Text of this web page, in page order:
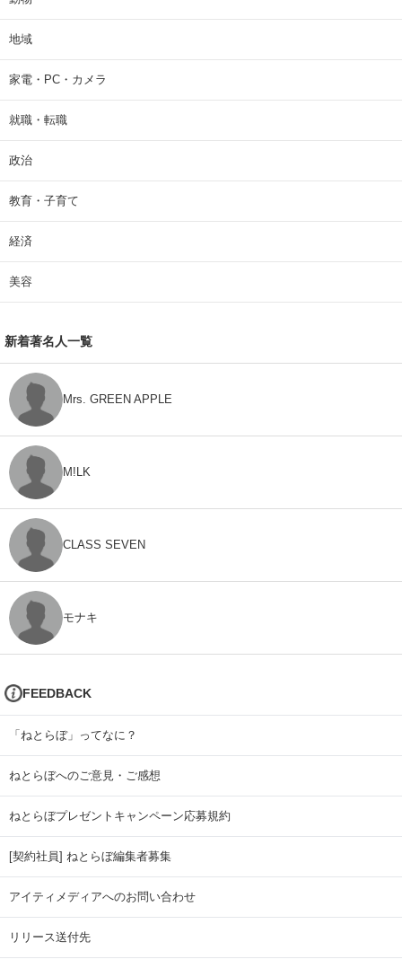
地域
家電・PC・カメラ
就職・転職
政治
教育・子育て
経済
美容
新着著名人一覧
Mrs. GREEN APPLE
M!LK
CLASS SEVEN
モナキ
FEEDBACK
「ねとらぼ」ってなに？
ねとらぼへのご意見・ご感想
ねとらぼプレゼントキャンペーン応募規約
[契約社員] ねとらぼ編集者募集
アイティメディアへのお問い合わせ
リリース送付先